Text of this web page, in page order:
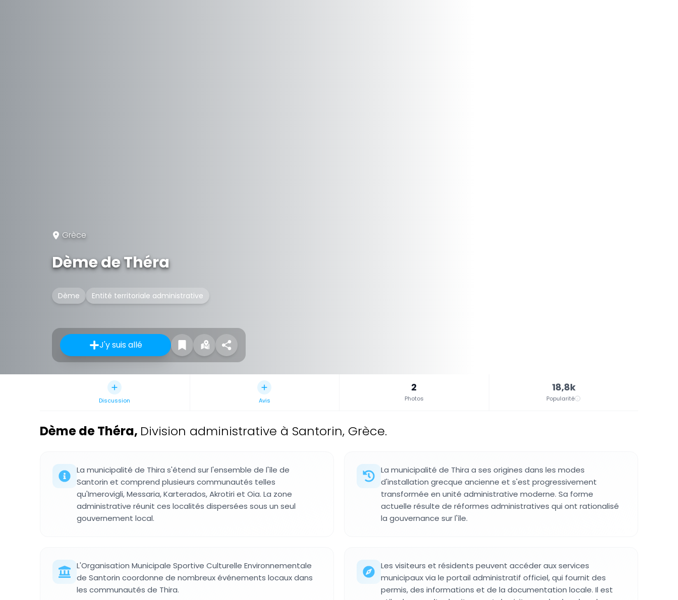
Grèce
Dème de Théra
Dème Entité territoriale administrative
J'y suis allé
Discussion Avis
2
Photos
18,8k
Popularité
Dème de Théra, Division administrative à Santorin, Grèce.
La municipalité de Thira s'étend sur l'ensemble de l'île de
Santorin et comprend plusieurs communautés telles
qu'Imerovigli, Messaria, Karterados, Akrotiri et Oia. La zone
administrative réunit ces localités dispersées sous un seul
gouvernement local.
La municipalité de Thira a ses origines dans les modes
d'installation grecque ancienne et s'est progressivement
transformée en unité administrative moderne. Sa forme
actuelle résulte de réformes administratives qui ont rationalisé
la gouvernance sur l'île.
L'Organisation Municipale Sportive Culturelle Environnementale
de Santorin coordonne de nombreux événements locaux dans
les communautés de Thira.
Les visiteurs et résidents peuvent accéder aux services
municipaux via le portail administratif officiel, qui fournit des
permis, des informations et de la documentation locale. Il est